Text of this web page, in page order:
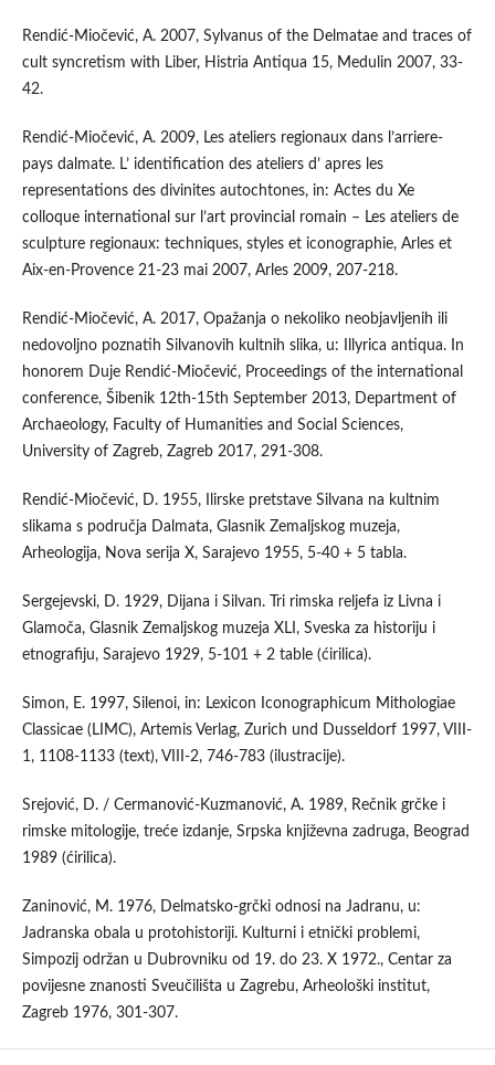
Rendić-Miočević, A. 2007, Sylvanus of the Delmatae and traces of
cult syncretism with Liber, Histria Antiqua 15, Medulin 2007, 33-
42.
Rendić-Miočević, A. 2009, Les ateliers regionaux dans l’arriere-
pays dalmate. L’ identification des ateliers d’ apres les
representations des divinites autochtones, in: Actes du Xe
colloque international sur l’art provincial romain – Les ateliers de
sculpture regionaux: techniques, styles et iconographie, Arles et
Aix-en-Provence 21-23 mai 2007, Arles 2009, 207-218.
Rendić-Miočević, A. 2017, Opažanja o nekoliko neobjavljenih ili
nedovoljno poznatih Silvanovih kultnih slika, u: Illyrica antiqua. In
honorem Duje Rendić-Miočević, Proceedings of the international
conference, Šibenik 12th-15th September 2013, Department of
Archaeology, Faculty of Humanities and Social Sciences,
University of Zagreb, Zagreb 2017, 291-308.
Rendić-Miočević, D. 1955, Ilirske pretstave Silvana na kultnim
slikama s područja Dalmata, Glasnik Zemaljskog muzeja,
Arheologija, Nova serija X, Sarajevo 1955, 5-40 + 5 tabla.
Sergejevski, D. 1929, Dijana i Silvan. Tri rimska reljefa iz Livna i
Glamoča, Glasnik Zemaljskog muzeja XLI, Sveska za historiju i
etnografiju, Sarajevo 1929, 5-101 + 2 table (ćirilica).
Simon, E. 1997, Silenoi, in: Lexicon Iconographicum Mithologiae
Classicae (LIMC), Artemis Verlag, Zurich und Dusseldorf 1997, VIII-
1, 1108-1133 (text), VIII-2, 746-783 (ilustracije).
Srejović, D. / Cermanović-Kuzmanović, A. 1989, Rečnik grčke i
rimske mitologije, treće izdanje, Srpska književna zadruga, Beograd
1989 (ćirilica).
Zaninović, M. 1976, Delmatsko-grčki odnosi na Jadranu, u:
Jadranska obala u protohistoriji. Kulturni i etnički problemi,
Simpozij održan u Dubrovniku od 19. do 23. X 1972., Centar za
povijesne znanosti Sveučilišta u Zagrebu, Arheološki institut,
Zagreb 1976, 301-307.